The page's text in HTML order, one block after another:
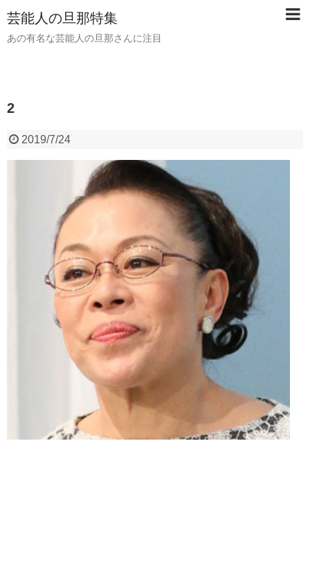
芸能人の旦那特集
あの有名な芸能人の旦那さんに注目
2
2019/7/24